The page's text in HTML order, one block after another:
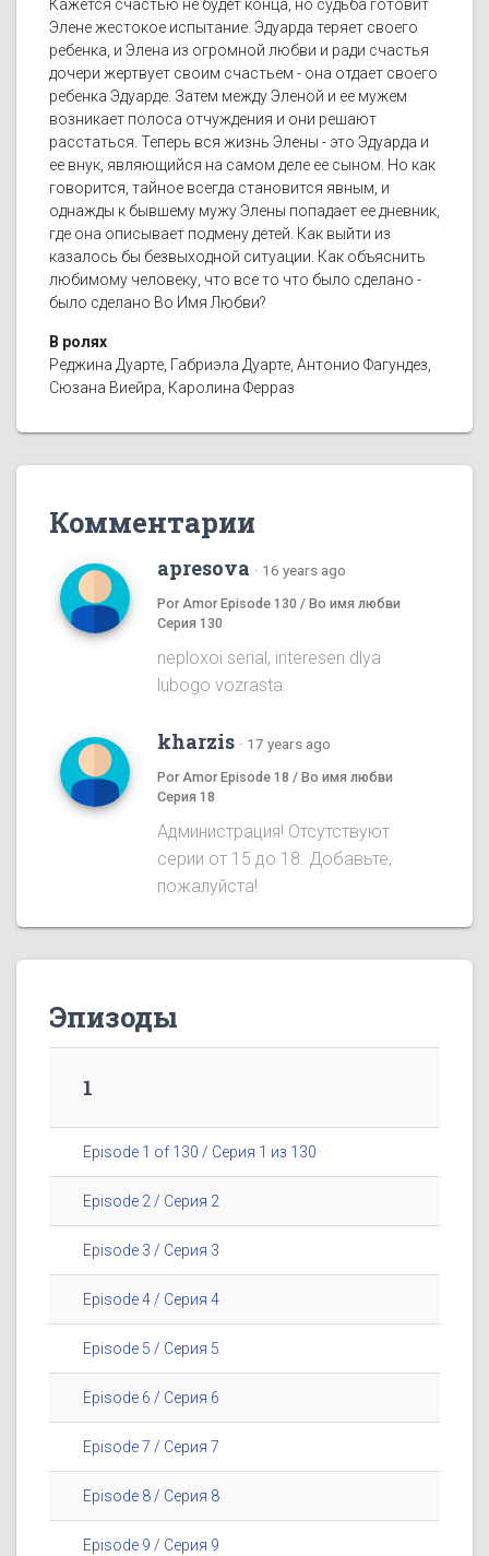
Кажется счастью не будет конца, но судьба готовит
Элене жестокое испытание. Эдуарда теряет своего
ребенка, и Элена из огромной любви и ради счастья
дочери жертвует своим счастьем - она отдает своего
ребенка Эдуарде. Затем между Эленой и ее мужем
возникает полоса отчуждения и они решают
расстаться. Теперь вся жизнь Элены - это Эдуарда и
ее внук, являющийся на самом деле ее сыном. Но как
говорится, тайное всегда становится явным, и
однажды к бывшему мужу Элены попадает ее дневник,
где она описывает подмену детей. Как выйти из
казалось бы безвыходной ситуации. Как объяснить
любимому человеку, что все то что было сделано -
было сделано Во Имя Любви?
В ролях
Реджина Дуарте, Габриэла Дуарте, Антонио Фагундез,
Сюзана Виейра, Каролина Ферраз
Комментарии
apresova · 16 years ago
Por Amor Episode 130 / Во имя любви
Серия 130
neploxoi serial, interesen dlya
lubogo vozrasta.
kharzis · 17 years ago
Por Amor Episode 18 / Во имя любви
Серия 18
Администрация! Отсутствуют
серии от 15 до 18. Добавьте,
пожалуйста!
Эпизоды
1
Episode 1 of 130 / Серия 1 из 130
Episode 2 / Серия 2
Episode 3 / Серия 3
Episode 4 / Серия 4
Episode 5 / Серия 5
Episode 6 / Серия 6
Episode 7 / Серия 7
Episode 8 / Серия 8
Episode 9 / Серия 9